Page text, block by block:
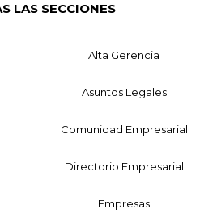
LAS SECCIONES
Alta Gerencia
Asuntos Legales
Comunidad Empresarial
Directorio Empresarial
Empresas